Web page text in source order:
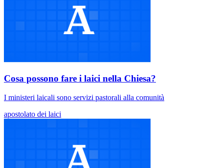
Cosa possono fare i laici nella Chiesa?
I ministeri laicali sono servizi pastorali alla comunità
apostolato dei laici